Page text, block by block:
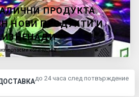
ПРОДУКТА
НОВИ ПРОДУКТИ И
ИЗНЕНАДИ
количества
до 24 часа след потвърждение